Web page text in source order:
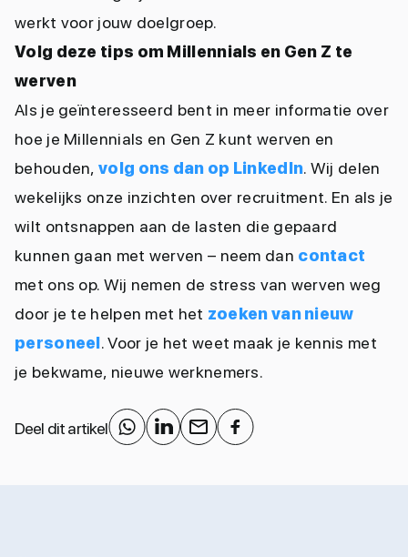
werkt voor jouw doelgroep.
Volg deze tips om Millennials en Gen Z te
werven
Als je geïnteresseerd bent in meer informatie over
hoe je Millennials en Gen Z kunt werven en
behouden,volg ons dan op LinkedIn. Wij delen
wekelijks onze inzichten over recruitment. En als je
wilt ontsnappen aan de lasten die gepaard
kunnen gaan met werven – neem dan contact
met ons op. Wij nemen de stress van werven weg
door je te helpen met het zoeken van nieuw
personeel. Voor je het weet maak je kennis met
je bekwame, nieuwe werknemers.
Deel dit artikel